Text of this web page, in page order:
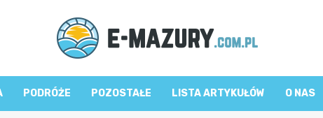
PODRÓŻE POZOSTAŁE LISTA ARTYKUŁÓW O NAS